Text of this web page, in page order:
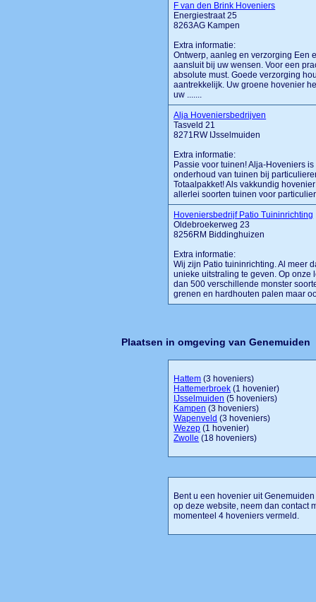
F van den Brink Hoveniers
Energiestraat 25
8263AG Kampen
Extra informatie:
Ontwerp, aanleg en verzorging Een
aansluit bij uw wensen. Voor een
absolute must. Goede verzorging
aantrekkelijk. Uw groene hovenier
uw .......
Alja Hoveniersbedrijven
Tasveld 21
8271RW IJsselmuiden
Extra informatie:
Passie voor tuinen! Alja-Hoveniers
onderhoud van tuinen bij
Totaalpakket! Als vakkundig
allerlei soorten tuinen voor
Hoveniersbedrijf Patio Tuininrichting
Oldebroekerweg 23
8256RM Biddinghuizen
Extra informatie:
Wij zijn Patio tuininrichting. Al meer
unieke uitstraling te geven. Op
dan 500 verschillende monster
grenen en hardhouten palen maar
Plaatsen in omgeving van Genemuiden
Hattem (3 hoveniers)
Hattemerbroek (1 hovenier)
IJsselmuiden (5 hoveniers)
Kampen (3 hoveniers)
Wapenveld (3 hoveniers)
Wezep (1 hovenier)
Zwolle (18 hoveniers)
Bent u een hovenier uit
op deze website, neem dan contact
momenteel 4 hoveniers vermeld.